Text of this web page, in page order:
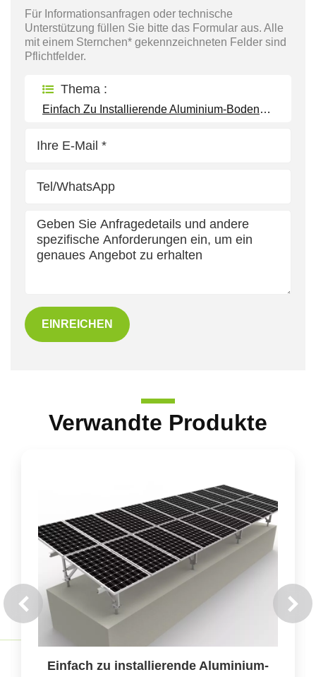
Für Informationsanfragen oder technische
Unterstützung füllen Sie bitte das Formular aus. Alle
mit einem Sternchen* gekennzeichneten Felder sind
Pflichtfelder.
Thema :
Einfach Zu Installierende Aluminium-Bodenmontage-Solarmontagesysteme
EINREICHEN
Verwandte Produkte
Bodenmontagesysteme für